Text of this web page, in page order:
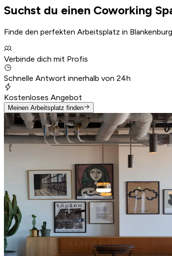
Suchst du einen Coworking
Finde den perfekten Arbeitsplatz in
Verbinde dich mit Profis
Schnelle Antwort innerhalb von 24h
Kostenloses Angebot
Meinen Arbeitsplatz finden